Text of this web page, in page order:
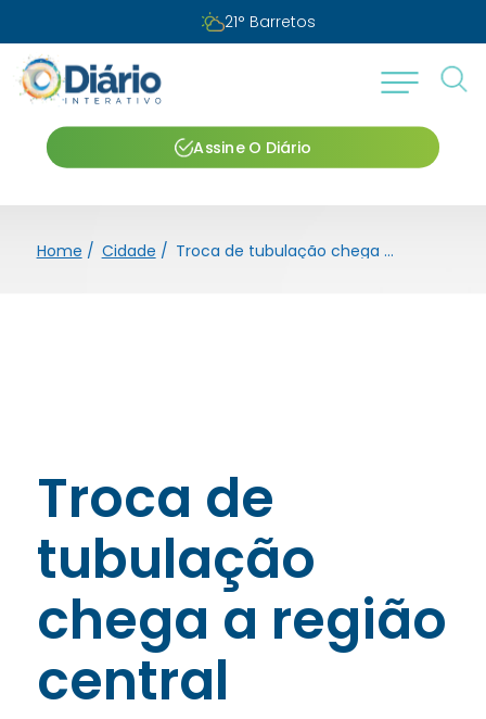
21° Barretos
Assine O Diário
Home / Cidade / Troca de tubulação chega a região central
Troca de
tubulação
chega a região
central